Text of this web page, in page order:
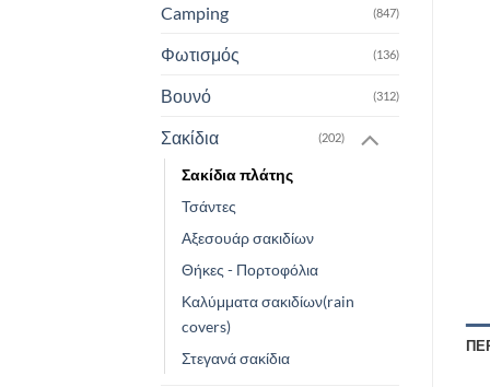
Camping (847)
Φωτισμός (136)
Βουνό (312)
Σακίδια (202)
Σακίδια πλάτης
Τσάντες
Αξεσουάρ σακιδίων
Θήκες - Πορτοφόλια
Καλύμματα σακιδίων(rain
covers)
Στεγανά σακίδια